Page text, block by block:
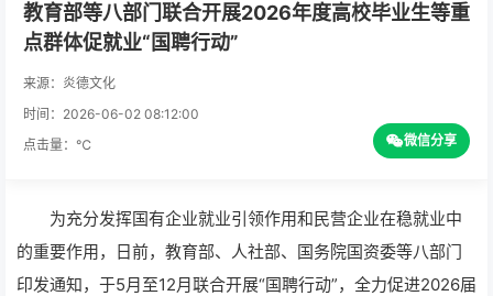
教育部等八部门联合开展2026年度高校毕业生等重
点群体促就业“国聘行动”
来源：炎德文化
时间：2026-06-02 08:12:00
点击量： ℃ 微信分享
为充分发挥国有企业就业引领作用和民营企业在稳就业中
的重要作用，日前，教育部、人社部、国务院国资委等八部门
印发通知，于5月至12月联合开展“国聘行动”，全力促进2026届